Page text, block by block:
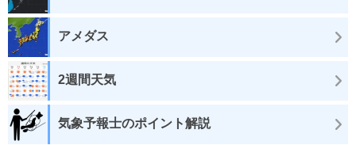
アメダス
2週間天気
気象予報士のポイント解説